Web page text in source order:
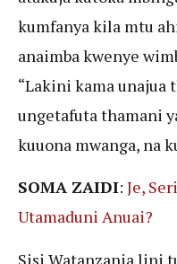
kumfanya kila mtu
anaimba kwenye
“Lakini kama unajua
ungetafuta thamani
kuuona mwanga, na
SOMA ZAIDI: Je,
Utamaduni Anuai?
Sisi Watanzania lini